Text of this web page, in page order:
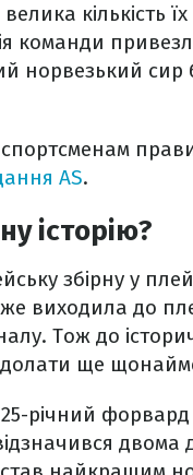
кількість їх
команди
норвезький сир
спортсменам
AS.
історію?
збірну у
виходила до
Тож до
ще
річний
двома